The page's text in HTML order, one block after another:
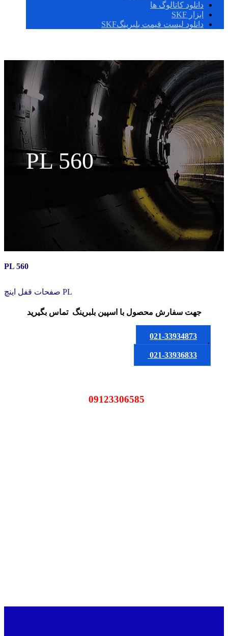
دانلود کاتالوگ ها
ابزار SKF
دانلود لیست قیمت بلبرینگSKF
PL 560
PL 560
صفحات قفل اینچ PL
جهت سفارش محصولبا اسپین بلبرینگ تماس بگیرید
021-33934873
یا
021-33936833